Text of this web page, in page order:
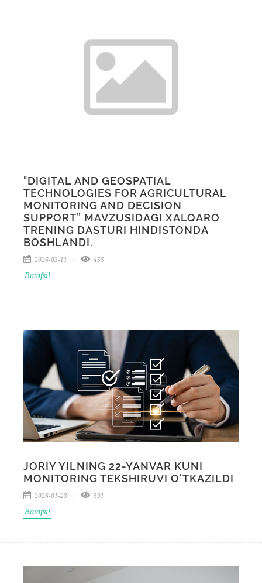
"DIGITAL AND GEOSPATIAL
TECHNOLOGIES FOR AGRICULTURAL
MONITORING AND DECISION
SUPPORT” MAVZUSIDAGI XALQARO
TRENING DASTURI HINDISTONDA
BOSHLANDI.
2026-03-11 455
Batafsil
JORIY YILNING 22-YANVAR KUNI
MONITORING TEKSHIRUVI O'TKAZILDI
2026-01-23 591
Batafsil